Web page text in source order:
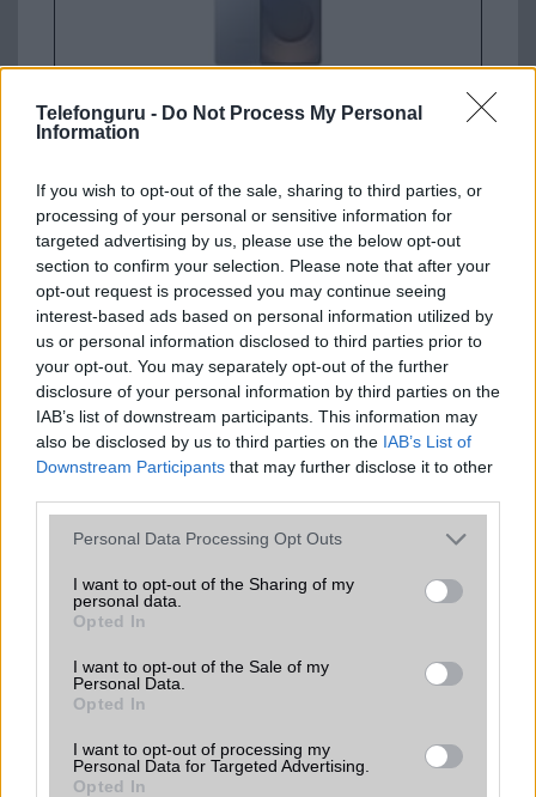
Telefonguru - Do Not Process My Personal
Information
If you wish to opt-out of the sale, sharing to third parties, or
processing of your personal or sensitive information for
targeted advertising by us, please use the below opt-out
section to confirm your selection. Please note that after your
opt-out request is processed you may continue seeing
interest-based ads based on personal information utilized by
us or personal information disclosed to third parties prior to
your opt-out. You may separately opt-out of the further
disclosure of your personal information by third parties on the
IAB’s list of downstream participants. This information may
also be disclosed by us to third parties on the IAB’s List of
Downstream Participants that may further disclose it to other
Please note that this website/app uses one or more Google
not limited to your visit or usage behaviour. You may click to
grant or deny consent to Google and its third-party tags to
use your data for below specified purposes in below Google
consent section.
Personal Data Processing Opt Outs
I want to opt-out of the Sharing of my
personal data.
Opted In
I want to opt-out of the Sale of my
Personal Data.
Opted In
I want to opt-out of processing my
Personal Data for Targeted Advertising.
Opted In
Nelly GSM
Számos népszerű Samsung Galaxy
készülék kimarad a One UI 9
frissítésből – itt a lista az érintett
modellekről
2026.06.30 | Phone Arena
A One UI 9 érkezése új mesterséges intelligencia-
funkciókat és továbbfejlesztett kezelőfelületet hoz,
azonban több korábbi csúcskategóriás és középkategóriás
Galaxy készülék számára ez lesz az út vége.
iPhone 18 bemutató dátum - ekkor
rántja le a leplet az Apple az új
csúcsmobilokról
2026.06.29
A szeptemberi eseményen az iPhone 18 Pro modellek
mellett a régóta pletykált hajlítható iPhone Ultra is
bemutatkozhat, miközben az áremelésekről szóló
találgatások továbbra is beárnyékolják a rajtot.
Az Android rejtett automatizmusai: hat
funkció, amely észrevétlenül könnyíti